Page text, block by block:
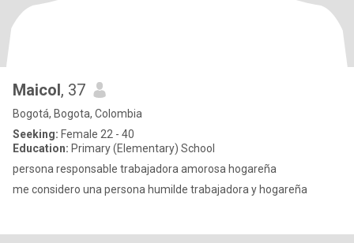
Maicol, 37
Bogotá, Bogota, Colombia
Seeking: Female 22 - 40
Education: Primary (Elementary) School
persona responsable trabajadora amorosa hogareña
me considero una persona humilde trabajadora y hogareña